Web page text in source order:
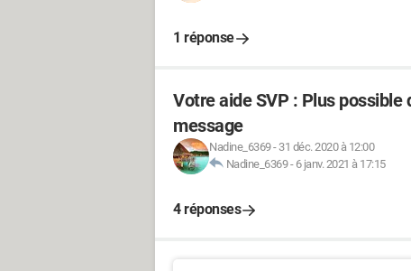
1 réponse
Votre aide SVP : Plus
message
Nadine_6369- 31 déc. 2020 à 12:00
Nadine_6369- 6 janv. 2021 à 17:15
4 réponses